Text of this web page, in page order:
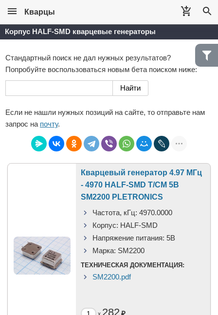
Кварцы
Корпус HALF-SMD кварцевые генераторы
Стандартный поиск не дал нужных результатов?
Попробуйте воспользоваться новым бета поиском ниже:
Если не нашли нужных позиций на сайте, то отправьте нам
запрос на почту.
Кварцевый генератор 4.97 МГц
- 4970 HALF-SMD T/CM 5В
SM2200 PLETRONICS
Частота, кГц: 4970.0000
Корпус: HALF-SMD
Напряжение питания: 5В
Марка: SM2200
ТЕХНИЧЕСКАЯ ДОКУМЕНТАЦИЯ:
SM2200.pdf
282₽